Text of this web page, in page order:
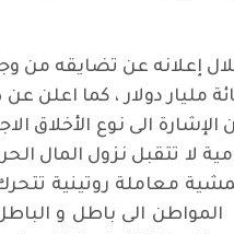
إعلانه عن تضايقه من
الى نوع الأخلاق
تتقبل نزول المال
معاملة روتينية
الى باطل و